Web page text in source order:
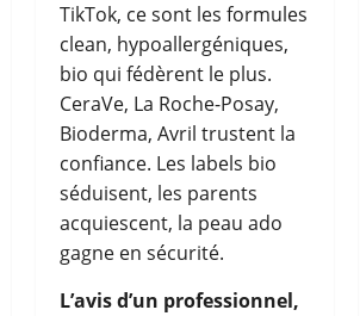
TikTok, ce sont les formules
clean, hypoallergéniques,
bio qui fédèrent le plus.
CeraVe, La Roche-Posay,
Bioderma, Avril trustent la
confiance. Les labels bio
séduisent, les parents
acquiescent, la peau ado
gagne en sécurité.
L’avis d’un professionnel,